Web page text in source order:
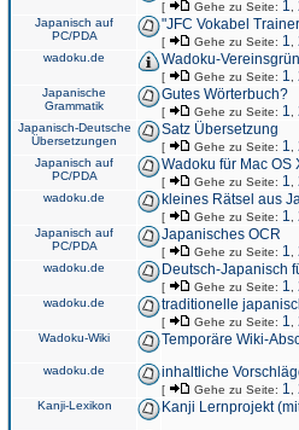
[ Gehe zu Seite: 1
Japanisch auf
PC/PDA
"JFC Vokabel
[ Gehe zu Seite: 1
wadoku.de
Wadoku-
[ Gehe zu Seite: 1
Japanische
Grammatik
Gutes Wörterbuch?
[ Gehe zu Seite: 1
Japanisch-Deutsche
Übersetzungen
Satz Übersetzung
[ Gehe zu Seite: 1
Japanisch auf
PC/PDA
Wadoku für Mac OS
[ Gehe zu Seite: 1
wadoku.de
kleines Rätsel aus
[ Gehe zu Seite: 1
Japanisch auf
PC/PDA
Japanisches OCR
[ Gehe zu Seite: 1
wadoku.de
Deutsch-Japanisch
[ Gehe zu Seite: 1
wadoku.de
traditionelle
[ Gehe zu Seite: 1
Wadoku-Wiki
Temporäre Wiki-
wadoku.de inhaltliche
[ Gehe zu Seite: 1
Kanji-Lexikon
Kanji Lernprojekt